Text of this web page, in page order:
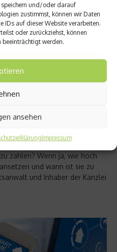
speichern und/oder darauf
zustimmst, können wir Daten
IDs auf dieser Website verarbeiten.
oder zurückziehst, können
beeinträchtigt werden.
ansehen
Impressum
verpflichtet,
zahlen? Wenn ja, wie hoch
und wann ist sie zu
und Inhaber der Kanzlei